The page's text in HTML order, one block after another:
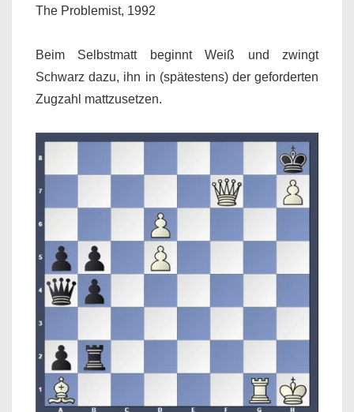
The Problemist, 1992
Beim Selbstmatt beginnt Weiß und zwingt
Schwarz dazu, ihn in (spätestens) der geforderten
Zugzahl mattzusetzen.